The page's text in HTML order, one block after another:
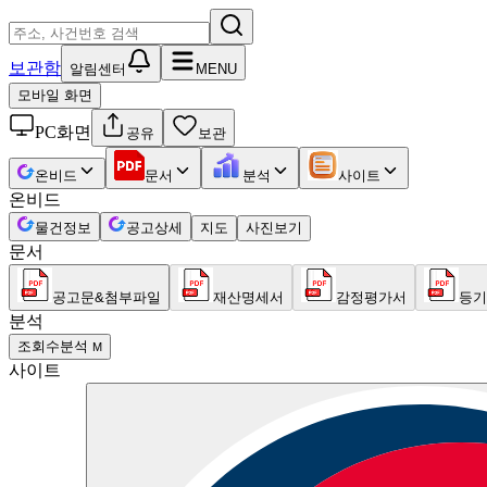
보관함 알림센터
MENU
모바일 화면
PC화면 공유 보관
온비드 문서 분석 사이트
온비드
물건정보 공고상세 지도 사진보기
문서
공고문&첨부파일 재산명세서 감정평가서 등
분석
조회수분석 M
사이트